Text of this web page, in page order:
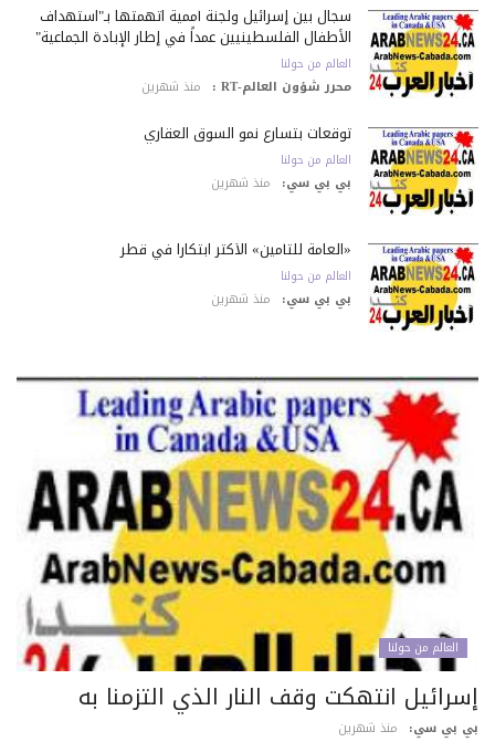
سجال بين إسرائيل ولجنة أممية اتهمتها بـ"استهداف
الأطفال الفلسطينيين عمداً في إطار الإبادة الجماعية"
العالم من حولنا
محرر شؤون العالم-RT : منذ شهرين
توقعات بتسارع نمو السوق العقاري
العالم من حولنا
بي بي سي: منذ شهرين
«العامة للتأمين» الأكثر ابتكاراً في قطر
العالم من حولنا
بي بي سي: منذ شهرين
العالم من حولنا
انتهكت وقف النار الذي التزمنا به
بي سي: منذ شهرين